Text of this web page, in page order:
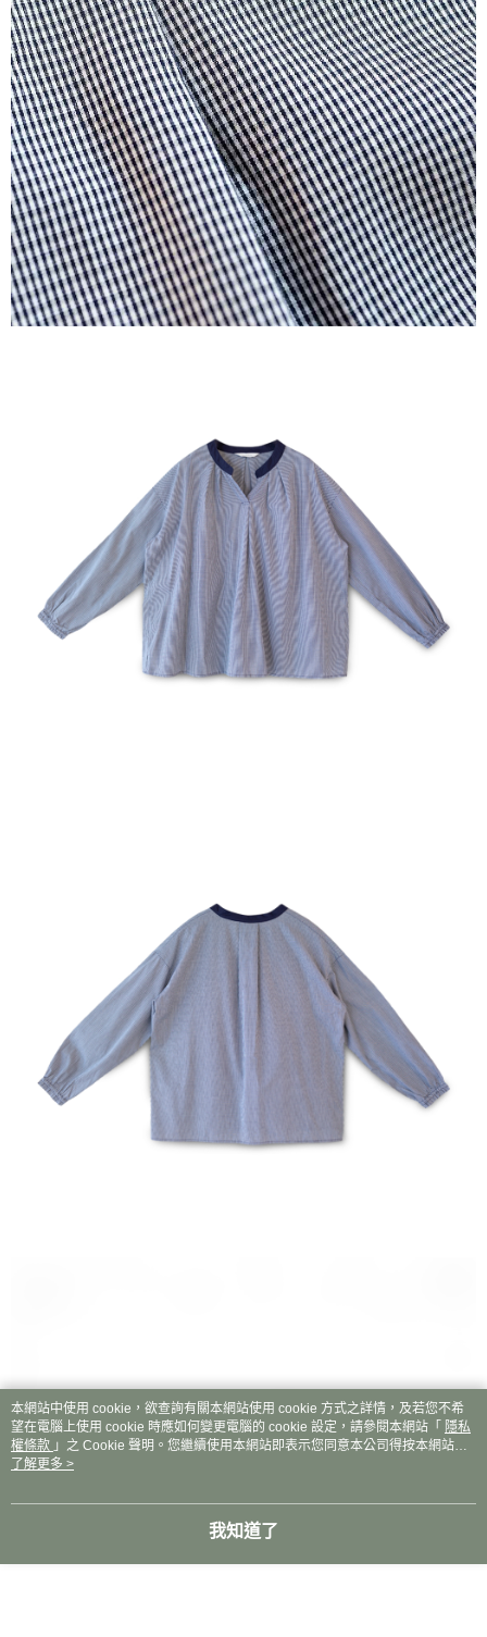
本網站中使用 cookie，欲查詢有關本網站使用 cookie 方式之詳情，及若您不希
望在電腦上使用 cookie 時應如何變更電腦的 cookie 設定，請參閱本網站「 隱私
權條款 」之 Cookie 聲明。您繼續使用本網站即表示您同意本公司得按本網站使
用條款之 Cookie 聲明使用 cookie。
了解更多 >
我知道了